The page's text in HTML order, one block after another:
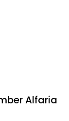
Alfaria